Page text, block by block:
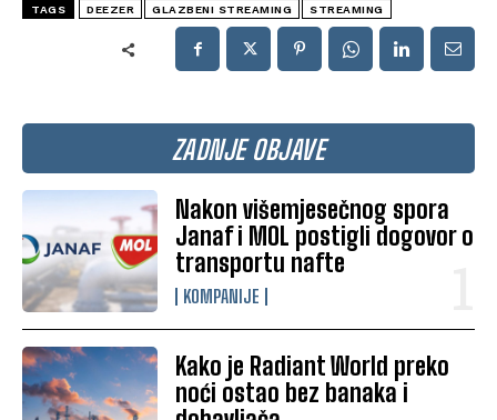
ZADNJE OBJAVE
Nakon višemjesečnog spora
Janaf i MOL postigli dogovor o
transportu nafte
KOMPANIJE
Kako je Radiant World preko
noći ostao bez banaka i
TAGS DEEZER GLAZBENI STREAMING STREAMING